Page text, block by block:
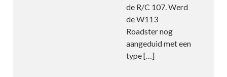
de R/C 107. Werd
de W113
Roadster nog
aangeduid met een
type[…]